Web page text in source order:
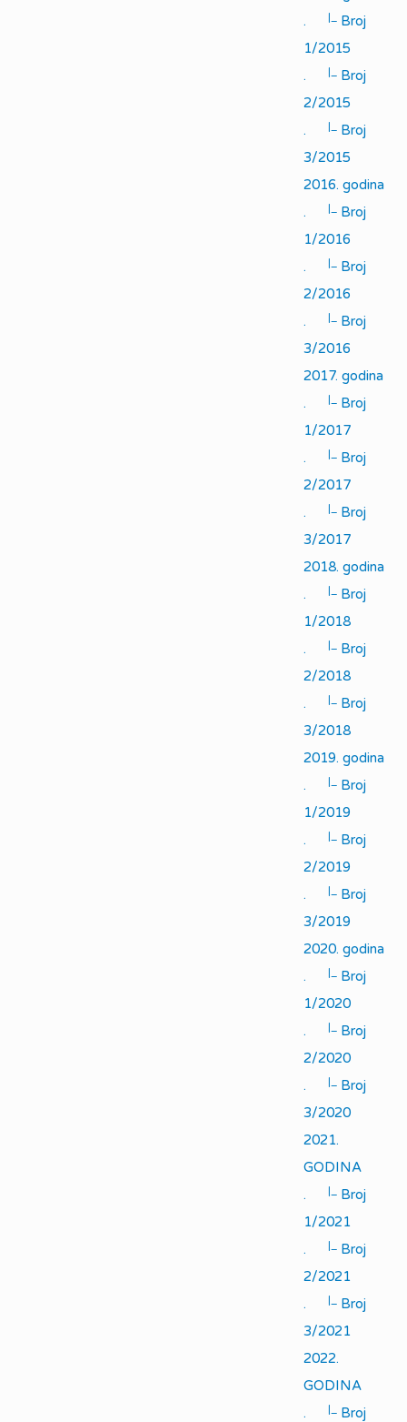
.
|_ Broj
1/2015
.
|_ Broj
2/2015
.
|_ Broj
3/2015
2016. godina
.
|_ Broj
1/2016
.
|_ Broj
2/2016
.
|_ Broj
3/2016
2017. godina
.
|_ Broj
1/2017
.
|_ Broj
2/2017
.
|_ Broj
3/2017
2018. godina
.
|_ Broj
1/2018
.
|_ Broj
2/2018
.
|_ Broj
3/2018
2019. godina
.
|_ Broj
1/2019
.
|_ Broj
2/2019
.
|_ Broj
3/2019
2020. godina
.
|_ Broj
1/2020
.
|_ Broj
2/2020
.
|_ Broj
3/2020
2021.
GODINA
.
|_ Broj
1/2021
.
|_ Broj
2/2021
.
|_ Broj
3/2021
2022.
GODINA
.
|_ Broj